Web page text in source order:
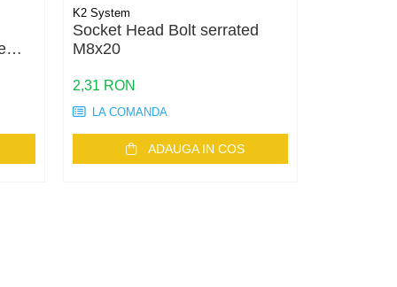
K2 System
Socket Head Bolt serrated
M8x20
2,31 RON
LA COMANDA
ADAUGA IN COS